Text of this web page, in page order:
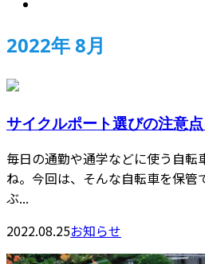
2022年 8月
サイクルポート選びの注意
毎日の通勤や通学などに使う自転
ね。今回は、そんな自転車を保
ぶ...
2022.08.25お知らせ